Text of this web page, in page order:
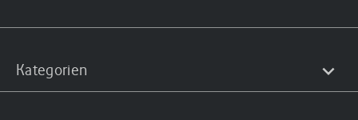
Kategorien